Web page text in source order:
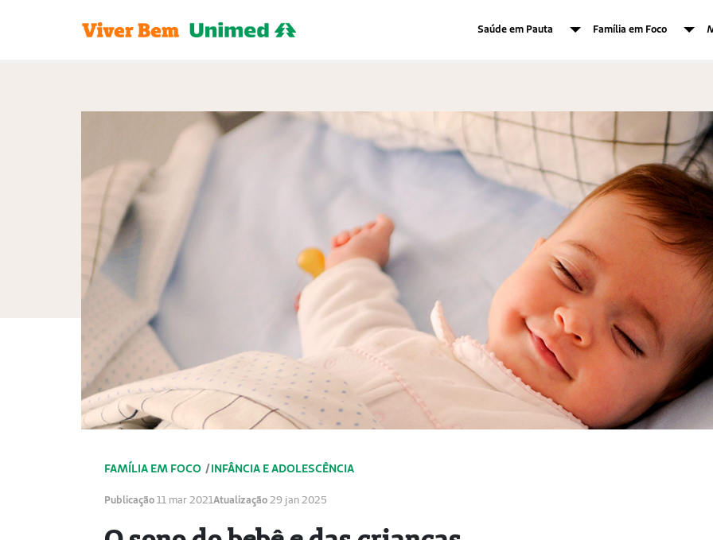
Saúde em Pauta Família em Foco
FAMÍLIA EM FOCO /INFÂNCIA E ADOLESCÊNCIA
Publicação11 mar 2021Atualização29 jan 2025